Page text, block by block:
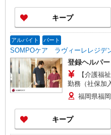
キープ
アルバイト パート
SOMPOケア ラヴィーレレジデ
登録ヘルパー
【介護福祉士】 時給1,590円 ◎
勤務（社保加入
（18:00〜）
1,890円〜 【実務者研修・初任者研修（ヘルパー1
級・2級）】 時給1,510円 ◎週20時間以上勤務
（社保加入者）の
18:00〜）：
福岡県福
キープ